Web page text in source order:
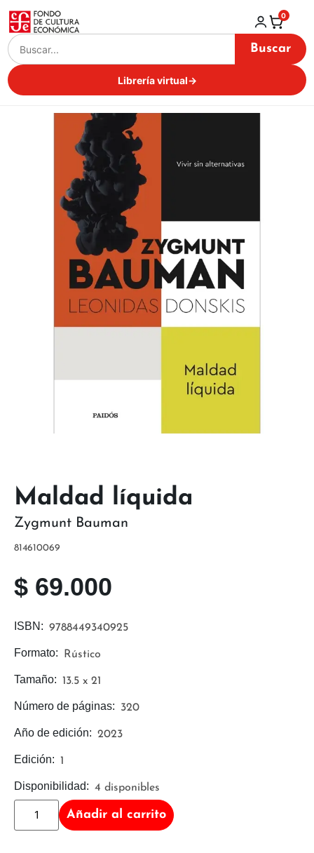
Buscar
Librería virtual→
0
Añadir al carrito
Disponibilidad: 4 disponibles
Edición: 1
Año de edición: 2023
Número de páginas: 320
Tamaño: 13.5 x 21
Formato: Rústico
ISBN: 9788449340925
$ 69.000
814610069
Zygmunt Bauman
Maldad líquida